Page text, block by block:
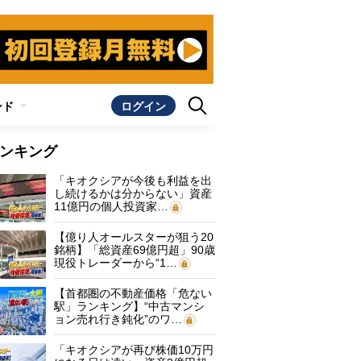
ログイン
キング
「キオクシアが今後も利益を出
し続けるかは分からない」資産
11億円の個人投資家…
【億り人オールスターが狙う20
銘柄】「総資産69億円超」90歳
現役トレーダーから“1…
【首都圏の不動産価格「危ない
駅」ランキング】“中古マンシ
ョン売れ行き鈍化”のワ…
「キオクシアが再び株価10万円